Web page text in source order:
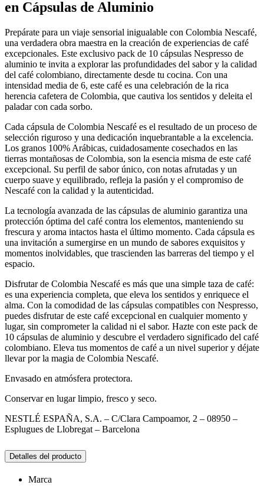
en Cápsulas de Aluminio
Prepárate para un viaje sensorial inigualable con Colombia Nescafé,
una verdadera obra maestra en la creación de experiencias de café
excepcionales. Este exclusivo pack de 10 cápsulas Nespresso de
aluminio te invita a explorar las profundidades del sabor y la calidad
del café colombiano, directamente desde tu cocina. Con una
intensidad media de 6, este café es una celebración de la rica
herencia cafetera de Colombia, que cautiva los sentidos y deleita el
paladar con cada sorbo.
Cada cápsula de Colombia Nescafé es el resultado de un proceso de
selección riguroso y una dedicación inquebrantable a la excelencia.
Los granos 100% Arábicas, cuidadosamente cosechados en las
tierras montañosas de Colombia, son la esencia misma de este café
excepcional. Su perfil de sabor único, con notas afrutadas y un
cuerpo suave y equilibrado, refleja la pasión y el compromiso de
Nescafé con la calidad y la autenticidad.
La tecnología avanzada de las cápsulas de aluminio garantiza una
protección óptima del café contra los elementos, manteniendo su
frescura y aroma intactos hasta el último momento. Cada cápsula es
una invitación a sumergirse en un mundo de sabores exquisitos y
momentos inolvidables, que trascienden las barreras del tiempo y el
espacio.
Disfrutar de Colombia Nescafé es más que una simple taza de café:
es una experiencia completa, que eleva los sentidos y enriquece el
alma. Con la comodidad de las cápsulas compatibles con Nespresso,
puedes disfrutar de este café excepcional en cualquier momento y
lugar, sin comprometer la calidad ni el sabor. Hazte con este pack de
10 cápsulas de aluminio y descubre el verdadero significado del café
colombiano. Eleva tus momentos de café a un nivel superior y déjate
llevar por la magia de Colombia Nescafé.
Envasado en atmósfera protectora.
Conservar en lugar limpio, fresco y seco.
NESTLÉ ESPAÑA, S.A. – C/Clara Campoamor, 2 – 08950 –
Esplugues de Llobregat – Barcelona
Detalles del producto
Marca